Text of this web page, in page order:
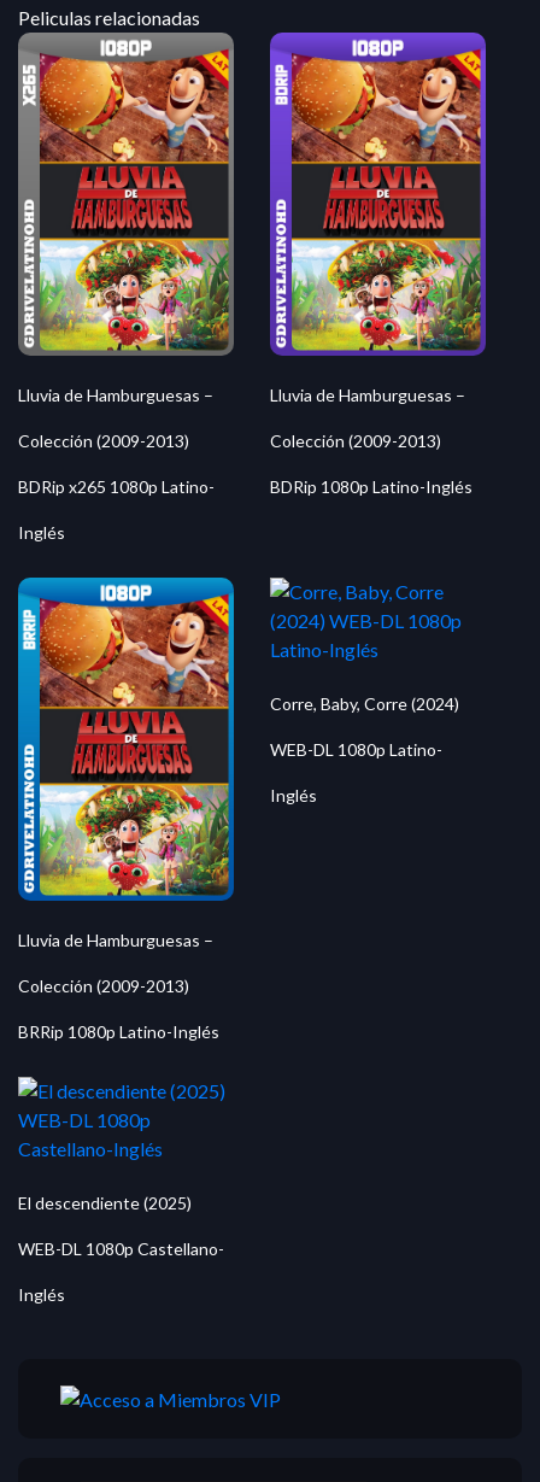
Peliculas relacionadas
Lluvia de Hamburguesas –
Colección (2009-2013)
BDRip x265 1080p Latino-
Inglés
Lluvia de Hamburguesas –
Colección (2009-2013)
BDRip 1080p Latino-Inglés
Lluvia de Hamburguesas –
Colección (2009-2013)
BRRip 1080p Latino-Inglés
Corre, Baby, Corre (2024)
WEB-DL 1080p Latino-
Inglés
El descendiente (2025)
WEB-DL 1080p Castellano-
Inglés